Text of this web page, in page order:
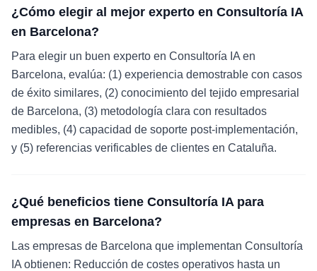
¿Cómo elegir al mejor experto en Consultoría IA
en Barcelona?
Para elegir un buen experto en Consultoría IA en
Barcelona, evalúa: (1) experiencia demostrable con casos
de éxito similares, (2) conocimiento del tejido empresarial
de Barcelona, (3) metodología clara con resultados
medibles, (4) capacidad de soporte post-implementación,
y (5) referencias verificables de clientes en Cataluña.
¿Qué beneficios tiene Consultoría IA para
empresas en Barcelona?
Las empresas de Barcelona que implementan Consultoría
IA obtienen: Reducción de costes operativos hasta un